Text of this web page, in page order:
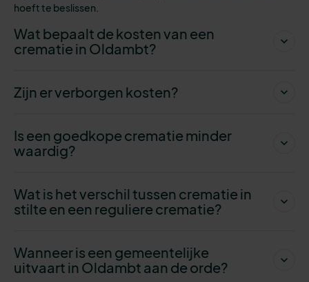
hoeft te beslissen.
Wat bepaalt de kosten van een
crematie in Oldambt?
Zijn er verborgen kosten?
Is een goedkope crematie minder
waardig?
Wat is het verschil tussen crematie in
stilte en een reguliere crematie?
Wanneer is een gemeentelijke
uitvaart in Oldambt aan de orde?